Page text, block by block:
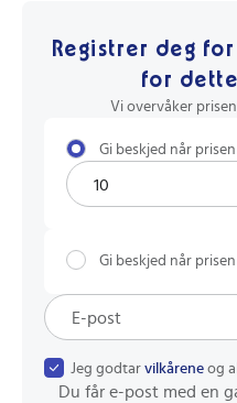
Registrer deg
for
Vi overvåker
Gi beskjed når prisen
Gi beskjed når
Jeg godtar vilkårene og
Du får e-post med en